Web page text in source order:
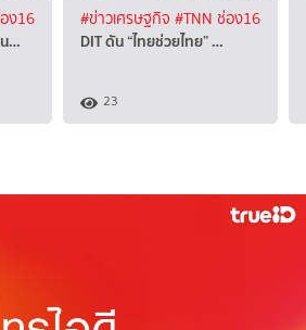
ง16
…
#ข่าวเศรษฐกิจ #TNN ช่อง16
DIT ดัน “ไทยช่วยไทย” …
23